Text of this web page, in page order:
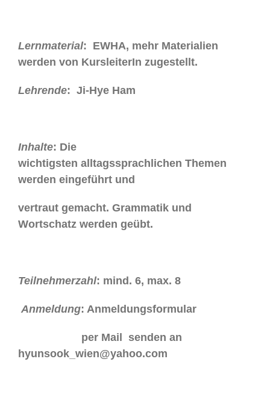
Lernmaterial: EWHA, mehr Materialien
werden von KursleiterIn zugestellt.
Lehrende: Ji-Hye Ham
Inhalte: Die
wichtigsten alltagssprachlichen Themen
werden eingeführt und
vertraut gemacht. Grammatik und
Wortschatz werden geübt.
Teilnehmerzahl: mind. 6, max. 8
Anmeldung: Anmeldungsformular
per Mail senden an
hyunsook_wien@yahoo.com